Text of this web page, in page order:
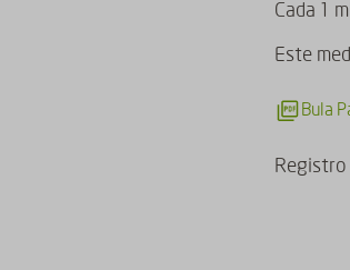
Cada 1
Este
Bula